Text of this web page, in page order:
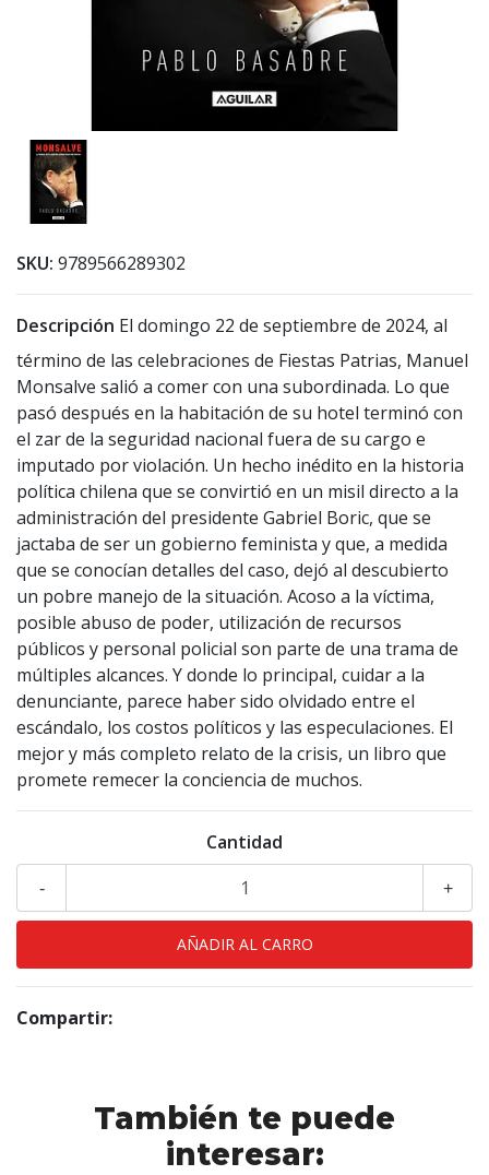
SKU: 9789566289302
Descripción El domingo 22 de septiembre de 2024, al
término de las celebraciones de Fiestas Patrias, Manuel
Monsalve salió a comer con una subordinada. Lo que
pasó después en la habitación de su hotel terminó con
el zar de la seguridad nacional fuera de su cargo e
imputado por violación. Un hecho inédito en la historia
política chilena que se convirtió en un misil directo a la
administración del presidente Gabriel Boric, que se
jactaba de ser un gobierno feminista y que, a medida
que se conocían detalles del caso, dejó al descubierto
un pobre manejo de la situación. Acoso a la víctima,
posible abuso de poder, utilización de recursos
públicos y personal policial son parte de una trama de
múltiples alcances. Y donde lo principal, cuidar a la
denunciante, parece haber sido olvidado entre el
escándalo, los costos políticos y las especulaciones. El
mejor y más completo relato de la crisis, un libro que
promete remecer la conciencia de muchos.
Cantidad
+
-
Compartir:
También te puede
interesar: